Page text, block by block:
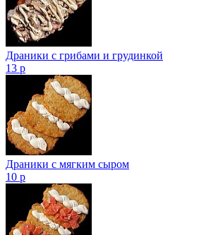
Драники с грибами и грудинкой
13 р
Драники с мягким сыром
10 р